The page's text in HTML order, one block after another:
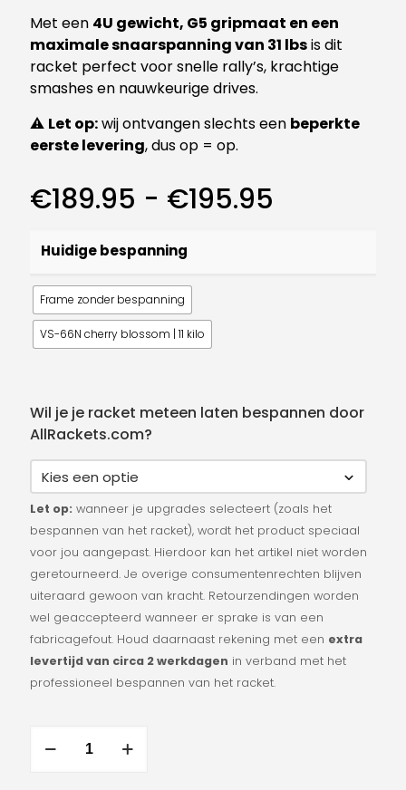
Met een 4U gewicht, G5 gripmaat en een
maximale snaarspanning van 31 lbsis dit
racket perfect voor snelle rally’s, krachtige
smashes en nauwkeurige drives.
⚠️ Let op:wij ontvangen slechts een beperkte
eerste levering, dus op = op.
€189.95 - €195.95
Huidige bespanning
Frame zonder bespanning
VS-66N cherry blossom | 11 kilo
Wil je je racket meteen laten bespannen door
AllRackets.com?
Let op: wanneer je upgrades selecteert (zoals het
bespannen van het racket), wordt het product speciaal
voor jou aangepast. Hierdoor kan het artikel niet worden
geretourneerd. Je overige consumentenrechten blijven
uiteraard gewoon van kracht. Retourzendingen worden
wel geaccepteerd wanneer er sprake is van een
fabricagefout. Houd daarnaast rekening met een extra
levertijd van circa 2 werkdagen in verband met het
professioneel bespannen van het racket.
Auraspeed